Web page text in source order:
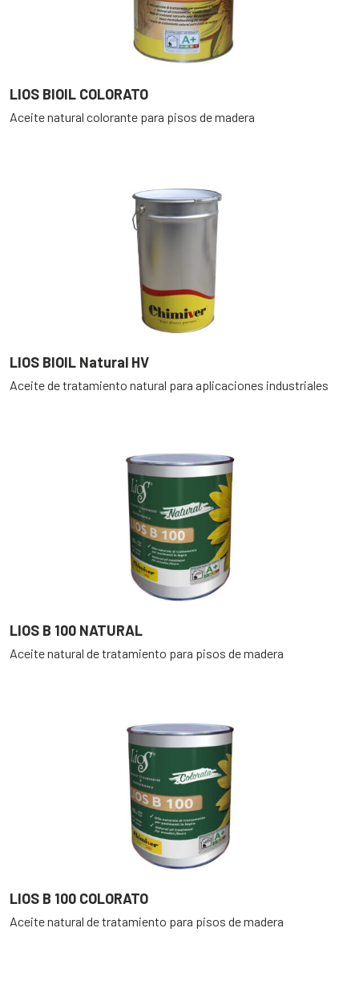
LIOS BIOIL COLORATO
Aceite natural colorante para pisos de madera
LIOS BIOIL Natural HV
Aceite de tratamiento natural para aplicaciones industriales
LIOS B 100 NATURAL
Aceite natural de tratamiento para pisos de madera
LIOS B 100 COLORATO
Aceite natural de tratamiento para pisos de madera